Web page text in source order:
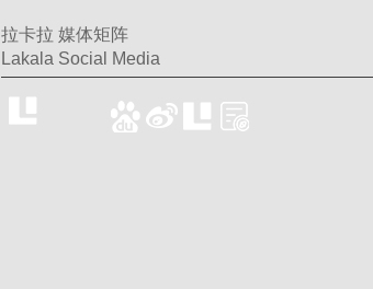
拉卡拉 媒体矩阵
Lakala Social Media